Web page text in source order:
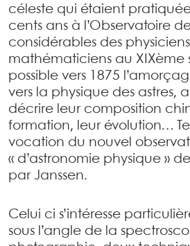
céleste qui étaient
cents ans à l’Observatoire
considérables des
mathématiciens au XIXème
possible vers 1875
vers la physique des astres,
décrire leur composition
formation, leur évolution…
vocation du nouvel
« d’astronomie physique »
par Janssen.
Celui ci s’intéresse
sous l’angle de la